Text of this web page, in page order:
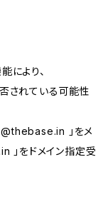
により、
されている可能性
」をメ
」をドメイン指定受